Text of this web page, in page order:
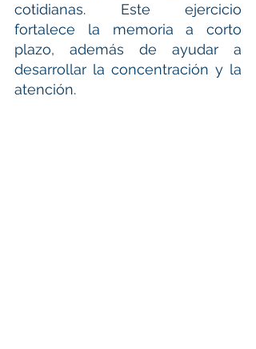
cotidianas. Este ejercicio
fortalece la memoria a corto
plazo, además de ayudar a
desarrollar la concentración y la
atención.